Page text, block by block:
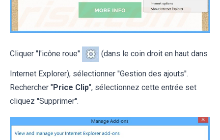
Cliquer ''l'icône roue'' (dans le coin droit en haut dans
Internet Explorer), sélectionner ''Gestion des ajouts''.
Rechercher "Price Clip", sélectionnez cette entrée set
cliquez ''Supprimer''.